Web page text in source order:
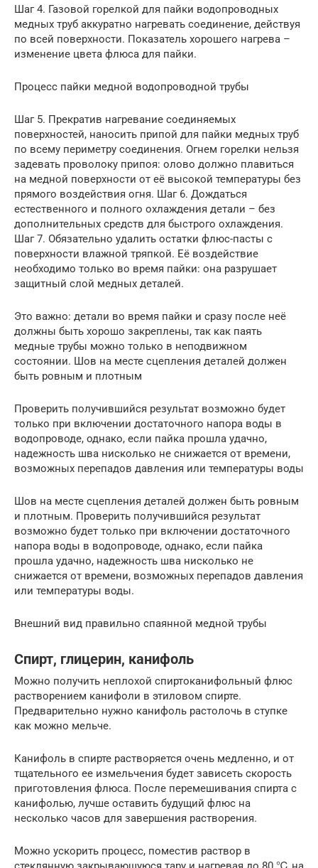
Шаг 4. Газовой горелкой для пайки водопроводных
медных труб аккуратно нагревать соединение, действуя
по всей поверхности. Показатель хорошего нагрева –
изменение цвета флюса для пайки.
Процесс пайки медной водопроводной трубы
Шаг 5. Прекратив нагревание соединяемых
поверхностей, наносить припой для пайки медных труб
по всему периметру соединения. Огнем горелки нельзя
задевать проволоку припоя: олово должно плавиться
на медной поверхности от её высокой температуры без
прямого воздействия огня. Шаг 6. Дождаться
естественного и полного охлаждения детали – без
дополнительных средств для быстрого охлаждения.
Шаг 7. Обязательно удалить остатки флюс-пасты с
поверхности влажной тряпкой. Её воздействие
необходимо только во время пайки: она разрушает
защитный слой медных деталей.
Это важно: детали во время пайки и сразу после неё
должны быть хорошо закреплены, так как паять
медные трубы можно только в неподвижном
состоянии. Шов на месте сцепления деталей должен
быть ровным и плотным
Проверить получившийся результат возможно будет
только при включении достаточного напора воды в
водопроводе, однако, если пайка прошла удачно,
надежность шва нисколько не снижается от времени,
возможных перепадов давления или температуры воды
Шов на месте сцепления деталей должен быть ровным
и плотным. Проверить получившийся результат
возможно будет только при включении достаточного
напора воды в водопроводе, однако, если пайка
прошла удачно, надежность шва нисколько не
снижается от времени, возможных перепадов давления
или температуры воды.
Внешний вид правильно спаянной медной трубы
Спирт, глицерин, канифоль
Можно получить неплохой спиртоканифольный флюс
растворением канифоли в этиловом спирте.
Предварительно нужно канифоль растолочь в ступке
как можно мельче.
Канифоль в спирте растворяется очень медленно, и от
тщательного ее измельчения будет зависеть скорость
приготовления флюса. После перемешивания спирта с
канифолью, лучше оставить будущий флюс на
несколько часов для завершения растворения.
Можно ускорить процесс, поместив раствор в